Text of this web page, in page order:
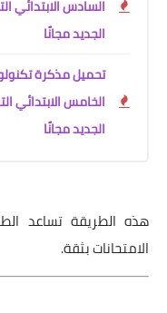
الجديد مجانًا
تحميل مذكرة
الجديد مجانًا
هذه الطريقة تساعد
الامتحانات بثقة.